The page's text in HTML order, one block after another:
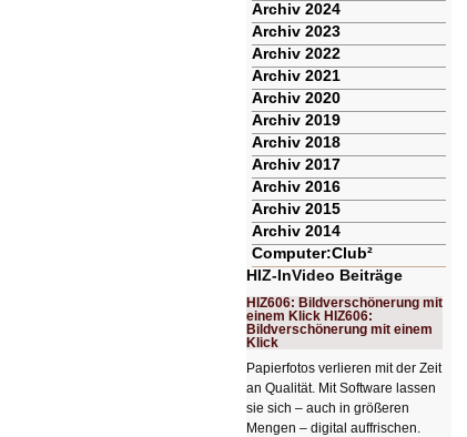
Archiv 2024
Archiv 2023
Archiv 2022
Archiv 2021
Archiv 2020
Archiv 2019
Archiv 2018
Archiv 2017
Archiv 2016
Archiv 2015
Archiv 2014
Computer:Club²
HIZ-InVideo Beiträge
HIZ606: Bildverschönerung mit
einem Klick HIZ606:
Bildverschönerung mit einem
Klick
Papierfotos verlieren mit der Zeit
an Qualität. Mit Software lassen
sie sich – auch in größeren
Mengen – digital auffrischen.